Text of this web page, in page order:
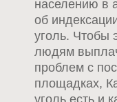
населению в
об
уголь. Чтобы
людям
проблем с
площадках,
уголь есть и